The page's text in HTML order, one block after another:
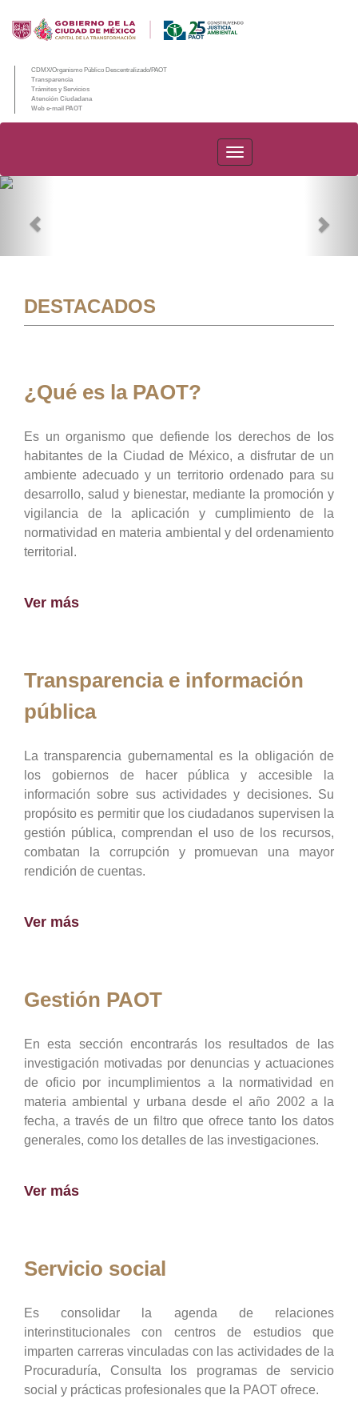
CDMX/Organismo Público Descentralizado/PAOT
Transparencia
Trámites y Servicios
Atención Ciudadana
Web e-mail PAOT
PAOT
DESTACADOS
¿Qué es la PAOT?
Es un organismo que defiende los derechos de los
habitantes de la Ciudad de México, a disfrutar de un
ambiente adecuado y un territorio ordenado para su
desarrollo, salud y bienestar, mediante la promoción y
vigilancia de la aplicación y cumplimiento de la
normatividad en materia ambiental y del ordenamiento
territorial.
Ver más
Transparencia e información
pública
La transparencia gubernamental es la obligación de
los gobiernos de hacer pública y accesible la
información sobre sus actividades y decisiones. Su
propósito es permitir que los ciudadanos supervisen la
gestión pública, comprendan el uso de los recursos,
combatan la corrupción y promuevan una mayor
rendición de cuentas.
Ver más
Gestión PAOT
En esta sección encontrarás los resultados de las
investigación motivadas por denuncias y actuaciones
de oficio por incumplimientos a la normatividad en
materia ambiental y urbana desde el año 2002 a la
fecha, a través de un filtro que ofrece tanto los datos
generales, como los detalles de las investigaciones.
Ver más
Servicio social
Es consolidar la agenda de relaciones
interinstitucionales con centros de estudios que
imparten carreras vinculadas con las actividades de la
Procuraduría, Consulta los programas de servicio
social y prácticas profesionales que la PAOT ofrece.